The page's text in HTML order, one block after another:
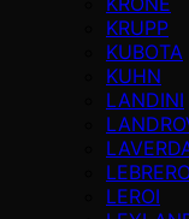
KRUPP
KUBOTA
KUHN
LANDINI
LEROI